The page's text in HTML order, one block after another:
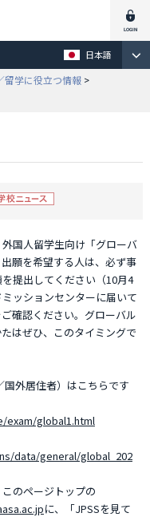
日本語
留学に役立つ情報 >
国人留学生向け「グローバ
願を希望する人は、必ず事
提出してください（10月4
ッションセンターに届いて
確認ください。グローバル
はぜひ、このタイミングで
外居住者）はこちらです
exam/global1.html
data/general/global_202
のページトップの
に、「JPSSを見て